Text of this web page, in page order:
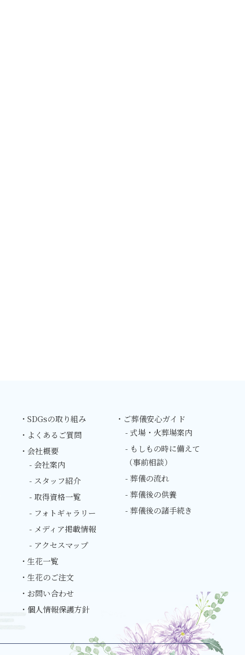
・SDGsの取り組み
・よくあるご質問
・会社概要
- 会社案内
- スタッフ紹介
- 取得資格一覧
- フォトギャラリー
- メディア掲載情報
- アクセスマップ
・生花一覧
・生花のご注文
・お問い合わせ
・個人情報保護方針
・ご葬儀安心ガイド
- 式場・火葬場案内
- もしもの時に備えて
（事前相談）
- 葬儀の流れ
- 葬儀後の供養
- 葬儀後の諸手続き